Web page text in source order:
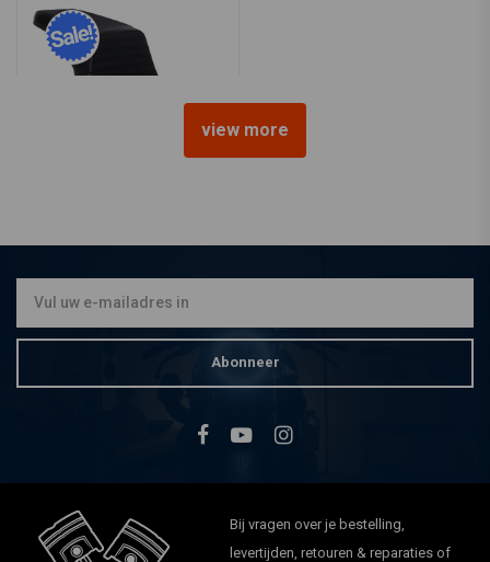
FXBB Street Bob 18<
view more
Abonneer
Bij vragen over je bestelling,
levertijden, retouren & reparaties of